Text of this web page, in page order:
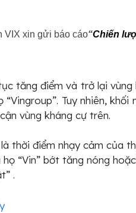
VIX xin gửi báo cáo“Chiến
tăng điểm và trở lại vùng
“Vingroup”. Tuy nhiên,
vùng kháng cự trên.
thời điểm nhạy cảm của
“Vin” bớt tăng nóng
.